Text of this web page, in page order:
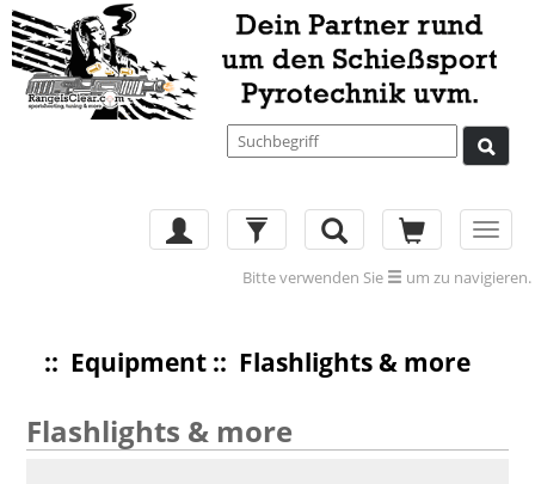
Bitte verwenden Sie um zu navigieren.
:: Equipment :: Flashlights & more
Flashlights & more